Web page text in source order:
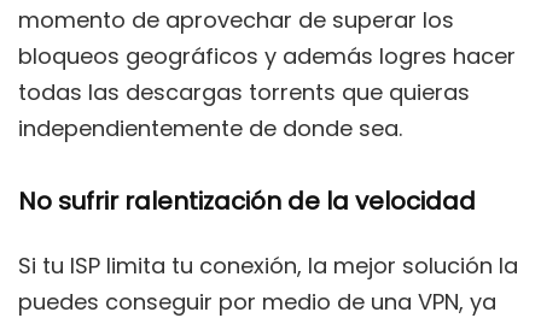
momento de aprovechar de superar los
bloqueos geográficos y además logres hacer
todas las descargas torrents que quieras
independientemente de donde sea.
No sufrir ralentización de la velocidad
Si tu ISP limita tu conexión, la mejor solución la
puedes conseguir por medio de una VPN, ya